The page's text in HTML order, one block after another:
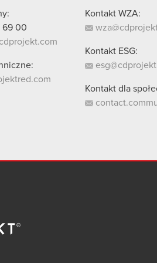
69 00
Kontakt WZA:
Kontakt ESG:
Kontakt dla